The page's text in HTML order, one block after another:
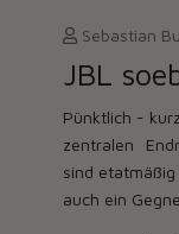
Sebastian
JBL
Pünktlich -
zentralen
sind
auch ein